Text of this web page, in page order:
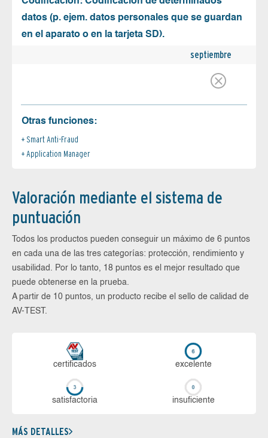
datos (p. ejem. datos personales que se guardan
en el aparato o en la tarjeta SD).
septiembre
Otras funciones:
Smart Anti-Fraud
Application Manager
Valoración mediante el sistema de
puntuación
Todos los productos pueden conseguir un máximo de 6 puntos
en cada una de las tres categorías: protección, rendimiento y
usabilidad. Por lo tanto, 18 puntos es el mejor resultado que
puede obtenerse en la prueba.
A partir de 10 puntos, un producto recibe el sello de calidad de
AV-TEST.
certi­ficados ex­ce­len­te
sa­tis­fac­to­ria in­su­fi­cien­te
MÁS DETALLES